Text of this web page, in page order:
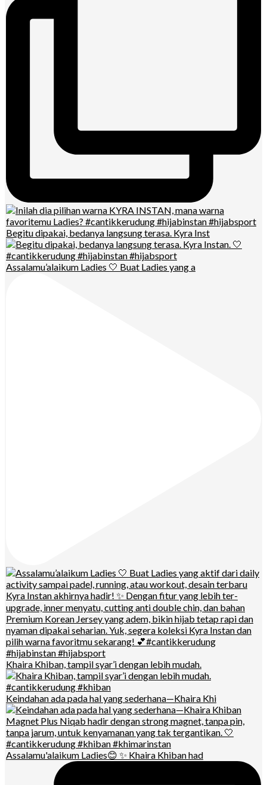
Begitu dipakai, bedanya langsung terasa. Kyra Inst
Assalamu’alaikum Ladies 🤍 Buat Ladies yang a
Khaira Khiban, tampil syar’i dengan lebih mudah.
Keindahan ada pada hal yang sederhana—Khaira Khi
Assalamu'alaikum Ladies😊 ✨ Khaira Khiban had